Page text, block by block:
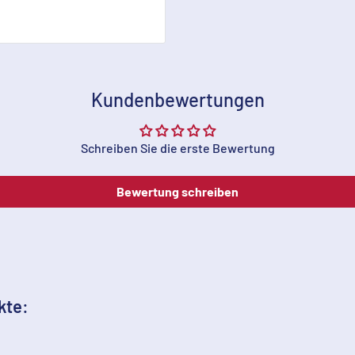
Kundenbewertungen
Schreiben Sie die erste Bewertung
Bewertung schreiben